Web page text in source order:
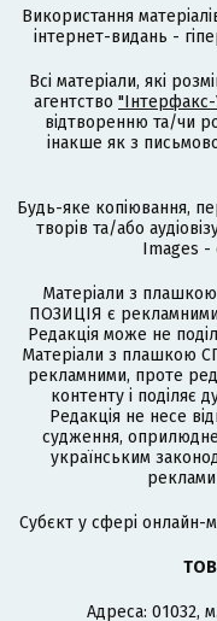
Використання
інтернет-видань -
Всі матеріали, які
агентство "Інтерфакс-
відтворенню та/чи
інакше як з
Будь-яке копіювання,
творів та/або
Images -
Матеріали з
ПОЗИЦІЯ є рекламними
Редакція може не
Матеріали з плашкою
рекламними, проте
контенту і поділяє
Редакція не несе
судження,
українським
Cубєкт у сфері онлайн-
Адреса: 01032,